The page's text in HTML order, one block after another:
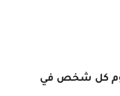
كل شخص في